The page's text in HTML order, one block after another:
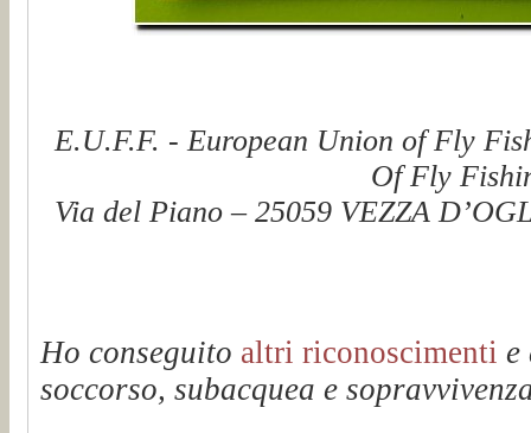
E.U.F.F. - European Union of Fly
Of Fly
Via del Piano – 25059 VEZZA
Ho conseguito altri riconoscimenti e
soccorso, subacquea e